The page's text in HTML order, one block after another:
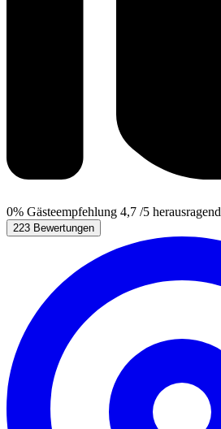
0% Gästeempfehlung 4,7 /5 herausragend
223 Bewertungen